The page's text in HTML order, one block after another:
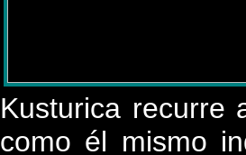
Kusturica recurre
como él mismo